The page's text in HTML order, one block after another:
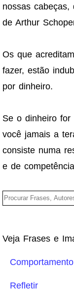
nossas
de Arthur
Os que
fazer, estão
por dinheiro.
Se o dinheiro for
você jamais a
consiste numa
e de
Veja Frases e
Comportamento
Refletir